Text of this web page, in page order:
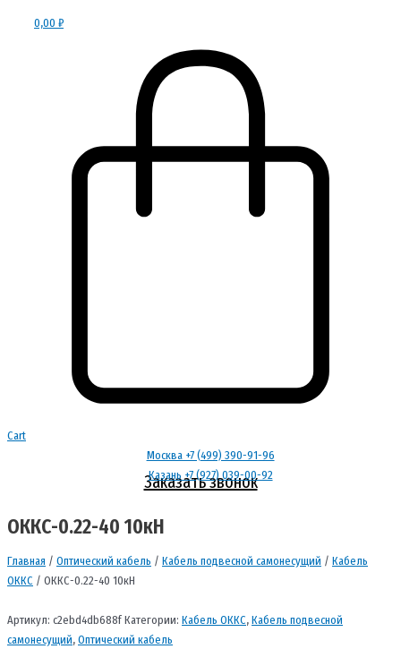
0,00 ₽
Cart
Москва +7 (499) 390-91-96
Казань +7 (927) 039-00-92
Заказать звонок
ОККС-0.22-40 10кН
Главная / Оптический кабель / Кабель подвесной самонесущий / Кабель
ОККС / ОККС-0.22-40 10кН
Артикул: c2ebd4db688fКатегории: Кабель ОККС,Кабель подвесной
самонесущий,Оптический кабель